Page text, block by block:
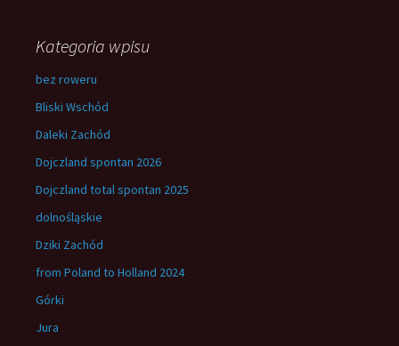
Kategoria wpisu
bez roweru
Bliski Wschód
Daleki Zachód
Dojczland spontan 2026
Dojczland total spontan 2025
dolnośląskie
Dziki Zachód
from Poland to Holland 2024
Górki
Jura